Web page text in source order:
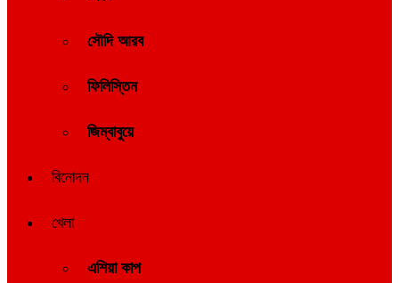
সৌদি আরব
ফিলিস্তিন
জিম্বাবুয়ে
বিনোদন
খেলা
এশিয়া কাপ